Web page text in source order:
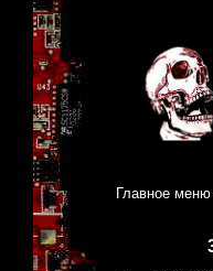
Главное меню